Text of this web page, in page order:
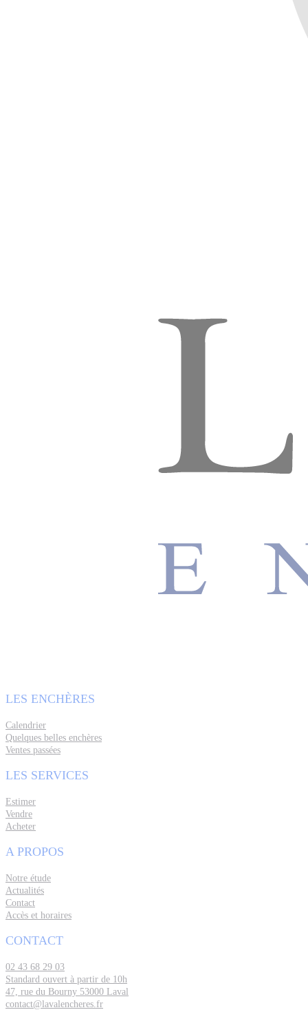
LES ENCHÈRES
Calendrier
Quelques belles enchères
Ventes passées
LES SERVICES
Estimer
Vendre
Acheter
A PROPOS
Notre étude
Actualités
Contact
Accès et horaires
CONTACT
02 43 68 29 03
Standard ouvert à partir de 10h
47, rue du Bourny 53000 Laval
contact@lavalencheres.fr